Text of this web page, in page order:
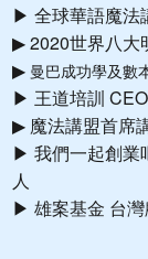
▶ 全球華語魔法
▶ 2020世界八大
▶ 曼巴成功學及數
▶ 王道培訓 CEO
▶ 魔法講盟首席
▶ 我們一起創業
人
▶ 雄案基金 台灣